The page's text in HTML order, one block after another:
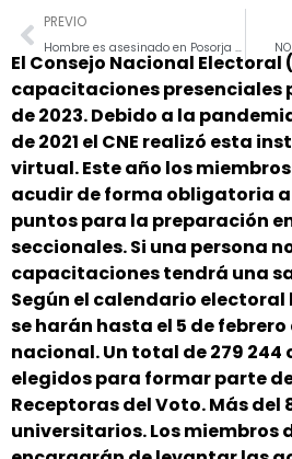
Prev
PREVIO
Hombre es asesinado en Posorja mientras conducía un vehículo
El Consejo Nacional Electoral
capacitaciones presenciales
de 2023. Debido a la
de 2021 el CNE realizó esta
virtual. Este año los
acudir de forma obligatoria
puntos para la preparación
seccionales. Si una persona
capacitaciones tendrá una
Según el calendario
se harán hasta el 5 de febrero
nacional. Un total de 279
elegidos para formar parte
Receptoras del Voto. Más del
universitarios. Los miembros